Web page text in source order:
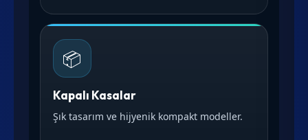
📦
Kapalı Kasalar
Şık tasarım ve hijyenik kompakt modeller.